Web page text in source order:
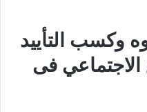
وكسب التأييد
الاجتماعي فى